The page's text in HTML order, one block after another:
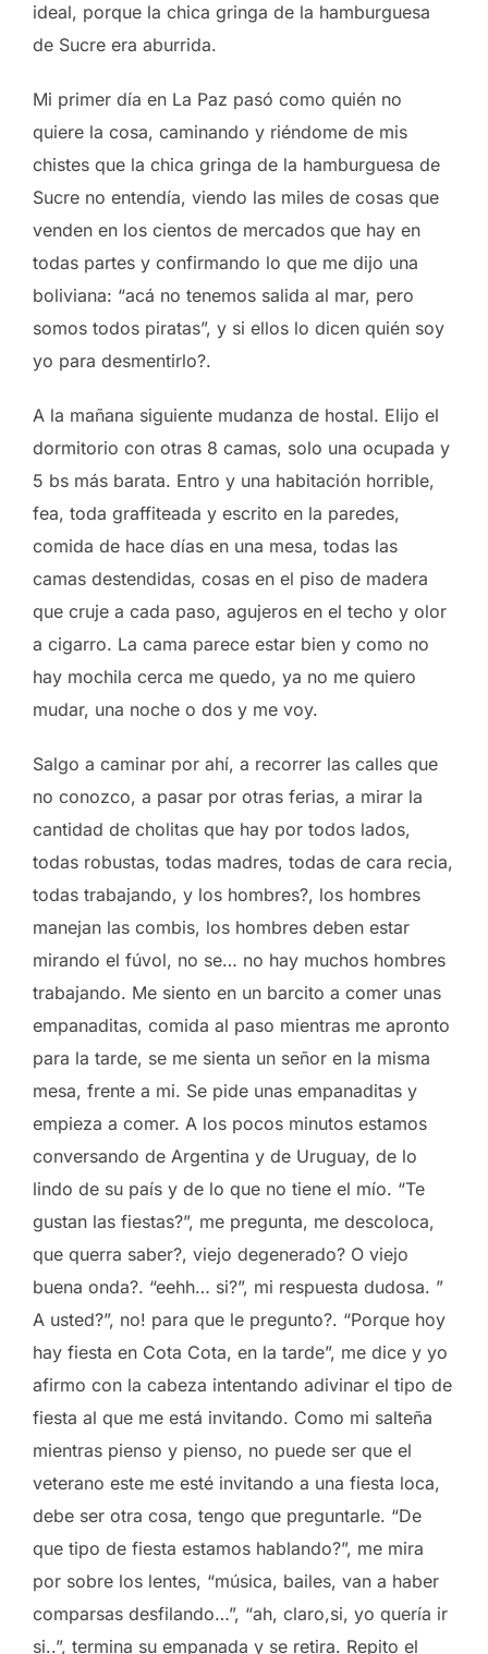
ideal, porque la chica gringa de la hamburguesa
de Sucre era aburrida.
Mi primer día en La Paz pasó como quién no
quiere la cosa, caminando y riéndome de mis
chistes que la chica gringa de la hamburguesa de
Sucre no entendía, viendo las miles de cosas que
venden en los cientos de mercados que hay en
todas partes y confirmando lo que me dijo una
boliviana: “acá no tenemos salida al mar, pero
somos todos piratas”, y si ellos lo dicen quién soy
yo para desmentirlo?.
A la mañana siguiente mudanza de hostal. Elijo el
dormitorio con otras 8 camas, solo una ocupada y
5 bs más barata. Entro y una habitación horrible,
fea, toda graffiteada y escrito en la paredes,
comida de hace días en una mesa, todas las
camas destendidas, cosas en el piso de madera
que cruje a cada paso, agujeros en el techo y olor
a cigarro. La cama parece estar bien y como no
hay mochila cerca me quedo, ya no me quiero
mudar, una noche o dos y me voy.
Salgo a caminar por ahí, a recorrer las calles que
no conozco, a pasar por otras ferias, a mirar la
cantidad de cholitas que hay por todos lados,
todas robustas, todas madres, todas de cara recia,
todas trabajando, y los hombres?, los hombres
manejan las combis, los hombres deben estar
mirando el fúvol, no se… no hay muchos hombres
trabajando. Me siento en un barcito a comer unas
empanaditas, comida al paso mientras me apronto
para la tarde, se me sienta un señor en la misma
mesa, frente a mi. Se pide unas empanaditas y
empieza a comer. A los pocos minutos estamos
conversando de Argentina y de Uruguay, de lo
lindo de su país y de lo que no tiene el mío. “Te
gustan las fiestas?”, me pregunta, me descoloca,
que querra saber?, viejo degenerado? O viejo
buena onda?. “eehh… si?”, mi respuesta dudosa. ”
A usted?”, no! para que le pregunto?. “Porque hoy
hay fiesta en Cota Cota, en la tarde”, me dice y yo
afirmo con la cabeza intentando adivinar el tipo de
fiesta al que me está invitando. Como mi salteña
mientras pienso y pienso, no puede ser que el
veterano este me esté invitando a una fiesta loca,
debe ser otra cosa, tengo que preguntarle. “De
que tipo de fiesta estamos hablando?”, me mira
por sobre los lentes, “música, bailes, van a haber
comparsas desfilando…”, “ah, claro,si, yo quería ir
si..”, termina su empanada y se retira. Repito el